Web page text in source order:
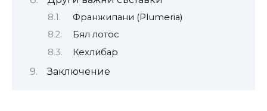
Франжипани (Plumeria)
Бял лотос
Кехлибар
Заключение